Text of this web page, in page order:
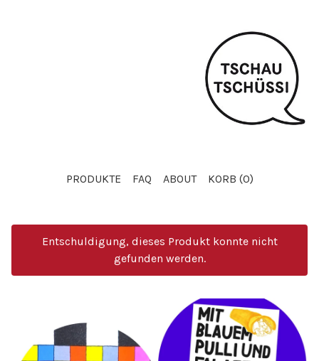
PRODUKTE FAQ ABOUT KORB (0)
Entschuldigung, dieses Produkt konnte nicht
gefunden werden.